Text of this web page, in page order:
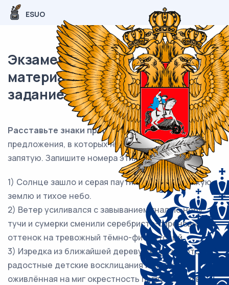
ESUO
Экзаменационный (типовой)
материал ЕГЭ / Русский / 16
задание (24) / 103
Расставьте знаки препинания. Укажите
предложения, в которых нужно поставитьОДНУ
запятую. Запишите номера этих предложений.
1) Солнце зашло и серая паутинка легла на тихую
землю и тихое небо.
2) Ветер усиливался с завыванием гнал по небу
тучи и сумерки сменили серебристо-сиреневый
оттенок на тревожный тёмно-фиолетовый.
3) Изредка из ближайшей деревушки раздаются
радостные детские восклицания и снова
оживлённая на миг окрестность погружается в